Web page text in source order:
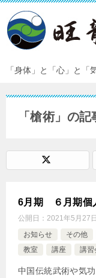
「身体」と「心」と「
「槍術」の
6月期 ６月期個
公開日： 2021年5月27日
お知らせ
その他
教室
講座 講習
中国伝統武術や気